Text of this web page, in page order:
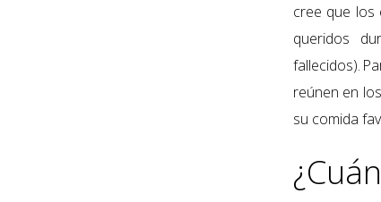
cree que los
queridos
fallecidos).
reúnen en
su comida